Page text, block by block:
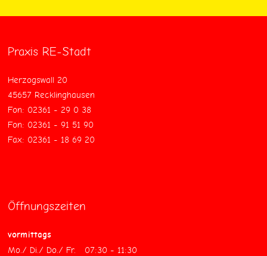
Praxis RE-Stadt
Herzogswall 20
45657 Recklinghausen
Fon: 02361 - 29 0 38
Fon: 02361 - 91 51 90
Fax: 02361 - 18 69 20
Öffnungszeiten
vormittags
Mo./ Di./ Do./ Fr. 07:30 - 11:30